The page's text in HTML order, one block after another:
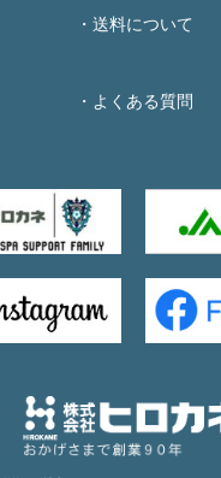
・送料について
・よくある質問